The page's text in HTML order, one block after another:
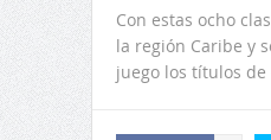
Con estas ocho
la región Caribe y
juego los títulos